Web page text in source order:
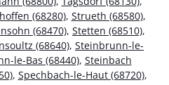
(68280), Strueth (68580),
(68470), Stetten (68510),
(68640), Steinbrunn-le-
le-Bas (68440), Steinbach
, Spechbach-le-Haut (68720),